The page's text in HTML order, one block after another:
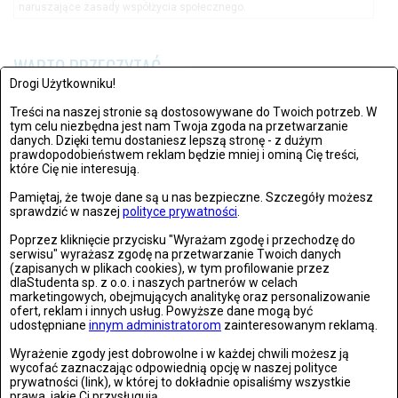
Drogi Użytkowniku!
Treści na naszej stronie są dostosowywane do Twoich potrzeb. W
tym celu niezbędna jest nam Twoja zgoda na przetwarzanie
danych. Dzięki temu dostaniesz lepszą stronę - z dużym
prawdopodobieństwem reklam będzie mniej i ominą Cię treści,
które Cię nie interesują.
Pamiętaj, że twoje dane są u nas bezpieczne. Szczegóły możesz
sprawdzić w naszej polityce prywatności
Poprzez kliknięcie przycisku "Wyrażam zgodę i przechodzę do
serwisu" wyrażasz zgodę na przetwarzanie Twoich danych
(zapisanych w plikach cookies), w tym profilowanie przez
dlaStudenta sp. z o.o. i naszych partnerów w celach
marketingowych, obejmujących analitykę oraz personalizowanie
ofert, reklam i innych usług. Powyższe dane mogą być
udostępniane innym administratorom zainteresowanym reklamą.
Wyrażenie zgody jest dobrowolne i w każdej chwili możesz ją
wycofać zaznaczając odpowiednią opcję w naszej polityce
prywatności (link), w której to dokładnie opisaliśmy wszystkie
WARTO PRZECZYTAĆ
Jak nauczyć dziecko zdrowego odżywiania? Oto 5 sposobów!
DZIECKO
ŚRODA, 29 SIERPNIA 2018, 11:11